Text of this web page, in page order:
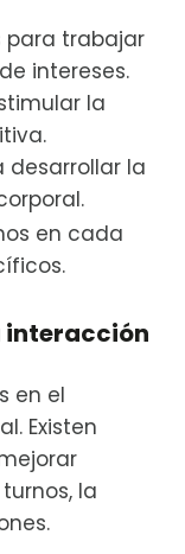
para trabajar
intereses.
la
desarrollar la
en cada
interacción
en el
Existen
la